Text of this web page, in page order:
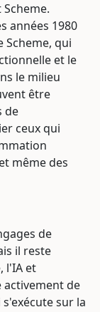
années 1980
qui
et le
le milieu
être
de
ceux qui
même des
de
il reste
l'IA et
activement de
sur la